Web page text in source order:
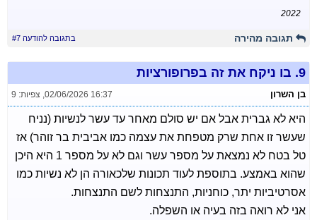
2022
תגובה מהירה בתגובה להודעה #7
9. בו ניקח את זה בפרופורציות
בן השרון 02/06/2026 16:37
, צפיות: 9
היא לא גברית אבל אם יש סולם מאחר עד עשר לנשיות (נניח
שעשר זו אחת שרק מטפחת את עצמה כמו אביבית בר זוהר) אז
טל בטח לא נמצאת על מספר עשר וגם לא על מספר 1 היא היכן
שהוא באמצע. בתוספת לעוד תכונות שלכאורה הן לא נשיות כמו
אסרטיביות יתר, כוחניות, התנצחות לשם התנצחות.
אני לא רואה בזה בעיה או השפלה.